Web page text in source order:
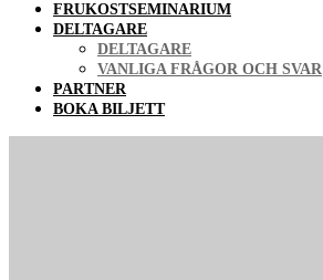
FRUKOSTSEMINARIUM
DELTAGARE
DELTAGARE
VANLIGA FRÅGOR OCH SVAR
PARTNER
BOKA BILJETT